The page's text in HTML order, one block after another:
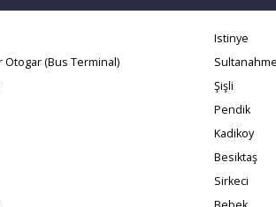
Otogar (Bus Terminal)
Istinye
Şişli
Pendik
Kadikoy
Besiktaş
Sirkeci